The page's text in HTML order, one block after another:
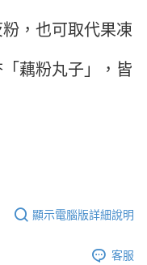
先享後付」服務完成之交
將交易相關給付款項請求債
護人之同意方可使用
制商品重量在9~
，也可取代果凍
藕粉丸子」，皆
顯示電腦版詳細說明
客服